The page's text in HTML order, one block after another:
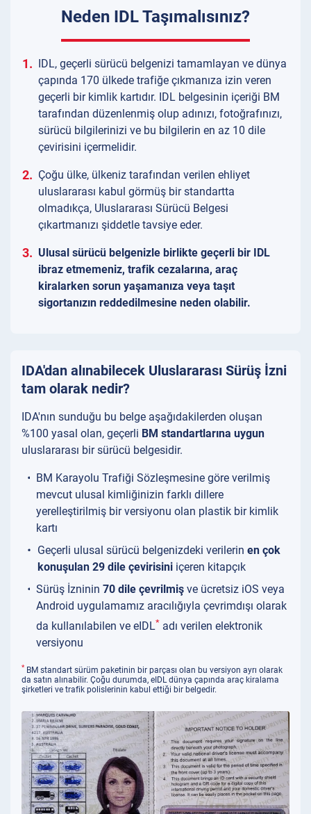
Neden IDL Taşımalısınız?
1. IDL, geçerli sürücü belgenizi tamamlayan ve dünya
çapında 170 ülkede trafiğe çıkmanıza izin veren
geçerli bir kimlik kartıdır. IDL belgesinin içeriği BM
tarafından düzenlenmiş olup adınızı, fotoğrafınızı,
sürücü bilgilerinizi ve bu bilgilerin en az 10 dile
çevirisini içermelidir.
2. Çoğu ülke, ülkeniz tarafından verilen ehliyet
uluslararası kabul görmüş bir standartta
olmadıkça, Uluslararası Sürücü Belgesi
çıkartmanızı şiddetle tavsiye eder.
3. Ulusal sürücü belgenizle birlikte geçerli bir IDL
ibraz etmemeniz, trafik cezalarına, araç
kiralarken sorun yaşamanıza veya taşıt
sigortanızın reddedilmesine neden olabilir.
IDA'dan alınabilecek Uluslararası Sürüş İzni
tam olarak nedir?
IDA'nın sunduğu bu belge aşağıdakilerden oluşan
%100 yasal olan, geçerli BM standartlarına uygun
uluslararası bir sürücü belgesidir.
BM Karayolu Trafiği Sözleşmesine göre verilmiş
mevcut ulusal kimliğinizin farklı dillere
yerelleştirilmiş bir versiyonu olan plastik bir kimlik
kartı
Geçerli ulusal sürücü belgenizdeki verilerin en çok
konuşulan 29 dile çevirisini içeren kitapçık
Sürüş İzninin 70 dile çevrilmişve ücretsiz iOS veya
Android uygulamamız aracılığıyla çevrimdışı olarak
da kullanılabilen ve eIDL* adı verilen elektronik
versiyonu
* BM standart sürüm paketinin bir parçası olan bu versiyon ayrı olarak
da satın alınabilir. Çoğu durumda, eIDL dünya çapında araç kiralama
şirketleri ve trafik polislerinin kabul ettiği bir belgedir.